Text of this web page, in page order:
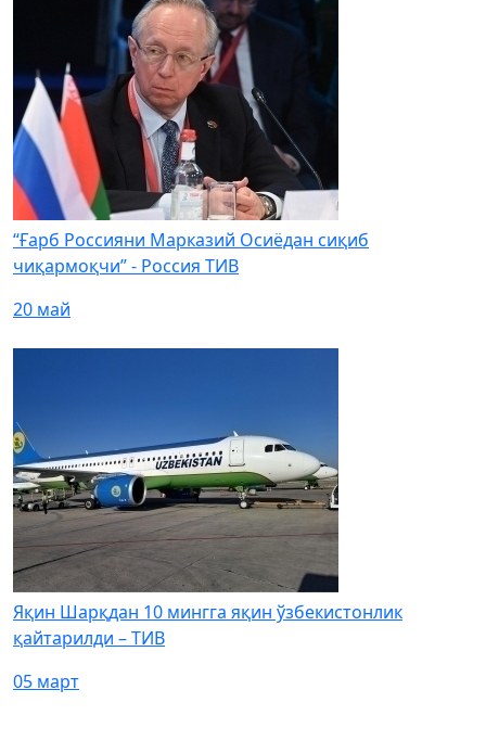
“Ғарб Россияни Марказий Осиёдан сиқиб
чиқармоқчи” - Россия ТИВ
20 май
Яқин Шарқдан 10 мингга яқин ўзбекистонлик
қайтарилди – ТИВ
05 март